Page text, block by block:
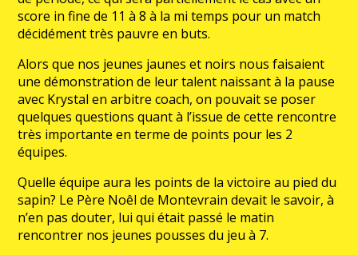
score in fine de 11 à 8 à la mi temps pour un match
décidément très pauvre en buts.
Alors que nos jeunes jaunes et noirs nous faisaient
une démonstration de leur talent naissant à la pause
avec Krystal en arbitre coach, on pouvait se poser
quelques questions quant à l’issue de cette rencontre
très importante en terme de points pour les 2
équipes.
Quelle équipe aura les points de la victoire au pied du
sapin? Le Père Noêl de Montevrain devait le savoir, à
n’en pas douter, lui qui était passé le matin
rencontrer nos jeunes pousses du jeu à 7.